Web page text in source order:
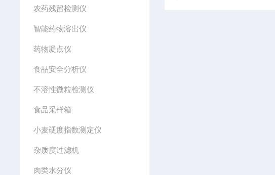
农药残留检测仪
智能药物溶出仪
药物凝点仪
食品安全分析仪
不溶性微粒检测仪
食品采样箱
小麦硬度指数测定仪
杂质度过滤机
肉类水分仪